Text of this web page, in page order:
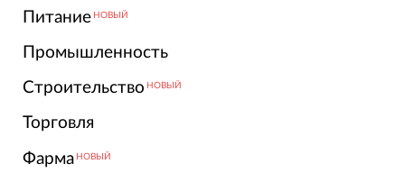
Питание НОВЫЙ
Промышленность
Строительство НОВЫЙ
Торговля
Фарма НОВЫЙ